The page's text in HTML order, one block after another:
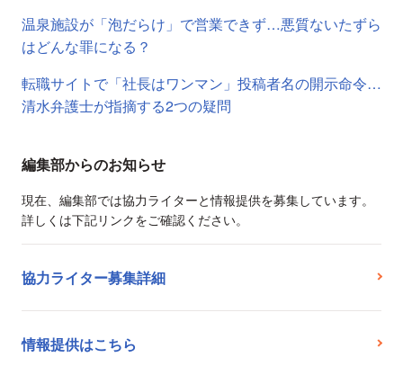
温泉施設が「泡だらけ」で営業できず…悪質ないたずら
はどんな罪になる？
転職サイトで「社長はワンマン」投稿者名の開示命令…
清水弁護士が指摘する2つの疑問
編集部からのお知らせ
現在、編集部では協力ライターと情報提供を募集しています。
詳しくは下記リンクをご確認ください。
協力ライター募集詳細
情報提供はこちら